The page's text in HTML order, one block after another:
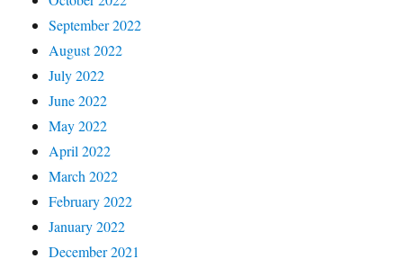
September 2022
August 2022
July 2022
June 2022
May 2022
April 2022
March 2022
February 2022
January 2022
December 2021